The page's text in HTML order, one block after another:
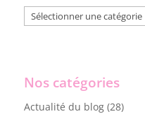
Sélectionner
une
Nos catégories
Actualité du blog(28)